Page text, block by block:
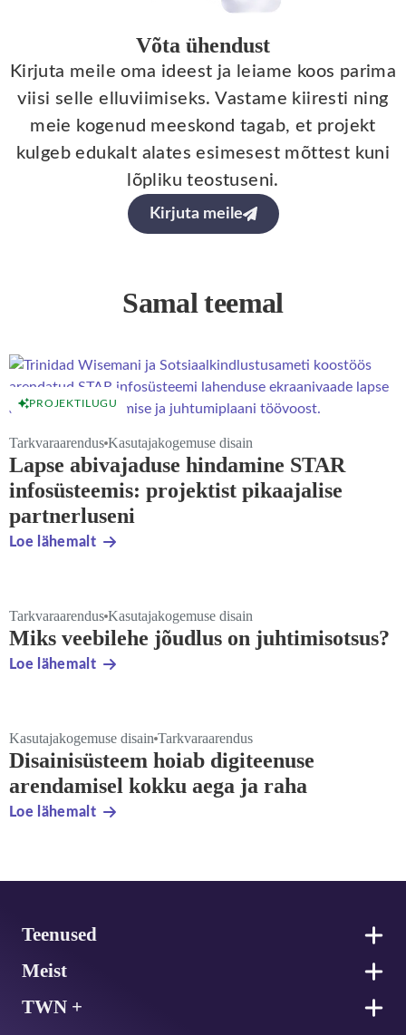
Võta ühendust
Kirjuta meile oma ideest ja leiame koos parima
viisi selle elluviimiseks. Vastame kiiresti ning
meie kogenud meeskond tagab, et projekt
kulgeb edukalt alates esimesest mõttest kuni
lõpliku teostuseni.
Kirjuta meile
Samal teemal
PROJEKTILUGU
Tarkvaraarendus Kasutajakogemuse disain
Lapse abivajaduse hindamine STAR
infosüsteemis: projektist pikaajalise
partnerluseni
Loe lähemalt
Tarkvaraarendus Kasutajakogemuse disain
Miks veebilehe jõudlus on juhtimisotsus?
Loe lähemalt
Kasutajakogemuse disain Tarkvaraarendus
Disainisüsteem hoiab digiteenuse
arendamisel kokku aega ja raha
Loe lähemalt
Teenused
Meist
TWN +